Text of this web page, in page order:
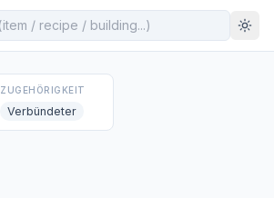
ZUGEHÖRIGKEIT
Verbündeter